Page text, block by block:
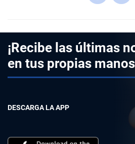
¡Recibe las últimas
en tus propias
DESCARGA LA APP